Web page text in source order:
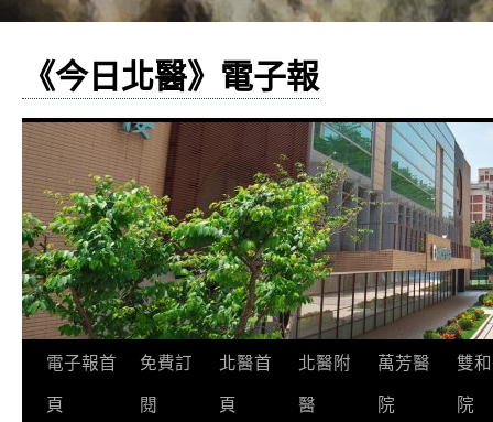
《今日北醫》電子報
跳
至
電子報首
頁
免費訂
閱
北醫首
頁
北醫附
醫
萬芳醫
院
雙
院